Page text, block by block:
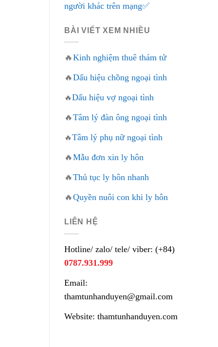
người khác trên mạng✅
BÀI VIẾT XEM NHIỀU
🔥Kinh nghiệm thuê thám tử
🔥Dấu hiệu chồng ngoại tình
🔥Dấu hiệu vợ ngoại tình
🔥Tâm lý đàn ông ngoại tình
🔥Tâm lý phụ nữ ngoại tình
🔥Mẫu đơn xin ly hôn
🔥Thủ tục ly hôn nhanh
🔥Quyền nuôi con khi ly hôn
LIÊN HỆ
Hotline/ zalo/ tele/ viber: (+84)
0787.931.999
Email:
thamtunhanduyen@gmail.com
Website: thamtunhanduyen.com